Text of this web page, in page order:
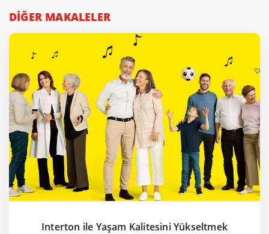
DİĞER MAKALELER
Interton ile Yaşam Kalitesini Yükseltmek